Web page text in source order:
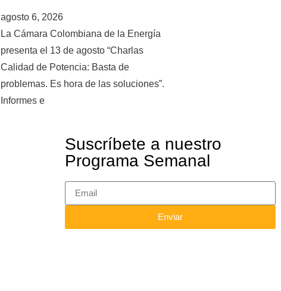
agosto 6, 2026
La Cámara Colombiana de la Energía
presenta el 13 de agosto “Charlas
Calidad de Potencia: Basta de
problemas. Es hora de las soluciones”.
Informes e
Suscríbete a nuestro
Programa Semanal
Enviar